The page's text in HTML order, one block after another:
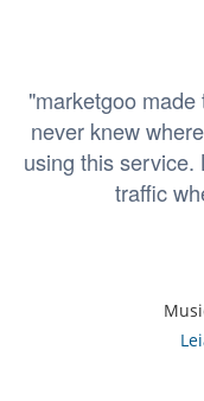
"marketgoo
never knew
using this service.
traffic